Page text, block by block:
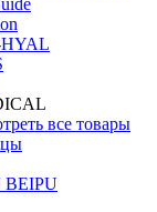
все товары
BEIPU